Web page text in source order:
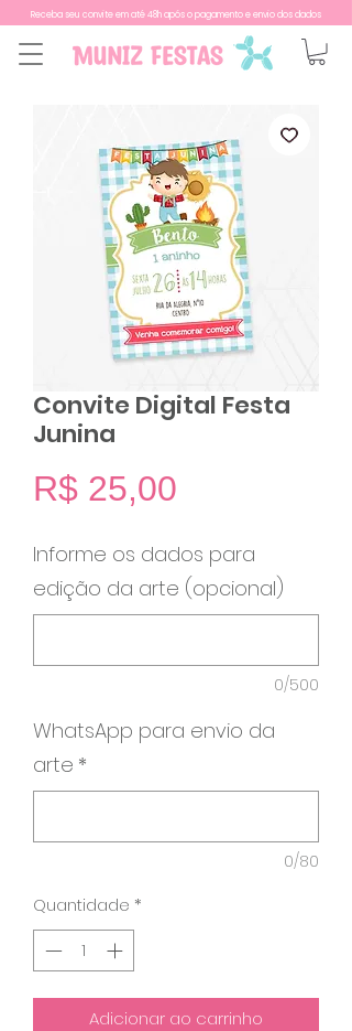
Receba seu convite em até 48h após o pagamento e envio dos dados
Convite Digital Festa
Junina
R$ 25,00
Informe os dados para
edição da arte (opcional)
0/500
WhatsApp para envio da
arte *
0/80
Quantidade *
Adicionar ao carrinho